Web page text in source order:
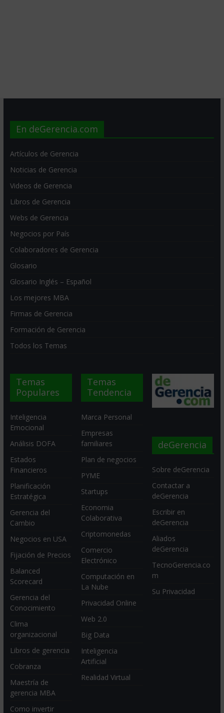
En deGerencia.com
Artículos de Gerencia
Noticias de Gerencia
Videos de Gerencia
Libros de Gerencia
Webs de Gerencia
Negocios por País
Colaboradores de Gerencia
Glosario
Glosario Inglés – Español
Los mejores MBA
Firmas de Gerencia
Formación de Gerencia
Todos los Temas
Temas
Populares
Inteligencia
Emocional
Análisis DOFA
Estados
Financieros
Planificación
Estratégica
Gerencia del
Cambio
Negocios en USA
Fijación de Precios
Balanced
Scorecard
Gerencia del
Conocimiento
Clima
organizacional
Libros de gerencia
Cobranza
Maestría de
gerencia MBA
Como invertir
Temas
Tendencia
Marca Personal
Empresas
familiares
Plan de negocios
PYME
Startups
Economia
Colaborativa
Criptomonedas
Comercio
Electrónico
Computación en
La Nube
Privacidad Online
Web 2.0
Big Data
Inteligencia
Artificial
Realidad Virtual
deGerencia
Sobre deGerencia
Contactar a
deGerencia
Escribir en
deGerencia
Aliados
deGerencia
TecnoGerencia.co
m
Su Privacidad